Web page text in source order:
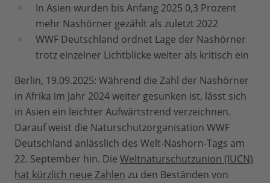
In Asien wurden bis Anfang 2025 0,3 Prozent
mehr Nashörner gezählt als zuletzt 2022
WWF Deutschland ordnet Lage der Nashörner
trotz einzelner Lichtblicke weiter als kritisch ein
Berlin, 19.09.2025: Während die Zahl der Nashörner
in Afrika im Jahr 2024 weiter gesunken ist, lässt sich
in Asien ein leichter Aufwärtstrend verzeichnen.
Darauf weist die Naturschutzorganisation WWF
Deutschland anlässlich des Welt-Nashorn-Tags am
22. September hin. Die Weltnaturschutzunion (IUCN)
hat kürzlich neue Zahlen zu den Beständen von